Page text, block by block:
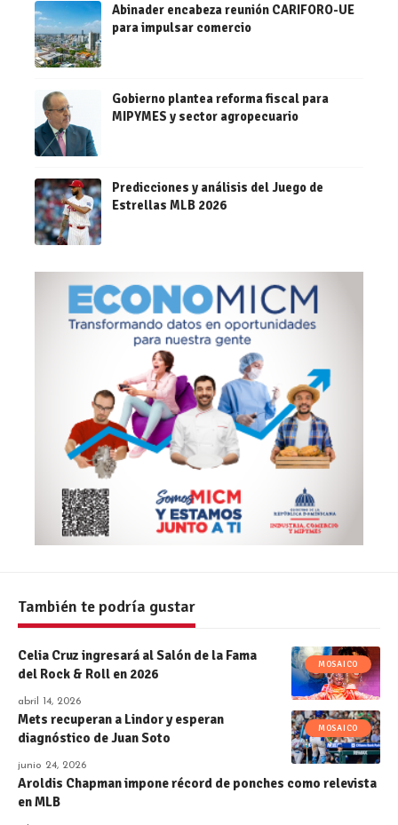
Abinader encabeza reunión CARIFORO-UE
para impulsar comercio
Gobierno plantea reforma fiscal para
MIPYMES y sector agropecuario
Predicciones y análisis del Juego de
Estrellas MLB 2026
También te podría gustar
MOSAICO
Celia Cruz ingresará al Salón de la Fama
del Rock & Roll en 2026
abril 14, 2026
MOSAICO
Mets recuperan a Lindor y esperan
diagnóstico de Juan Soto
junio 24, 2026
Aroldis Chapman impone récord de ponches como relevista
en MLB